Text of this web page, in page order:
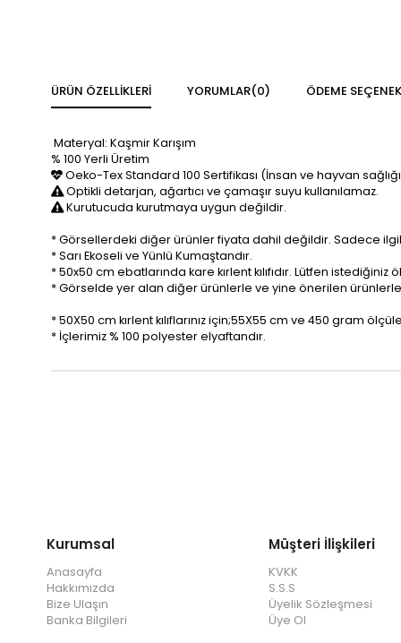
ÜRÜN ÖZELLIKLERI YORUMLAR(0) ÖDEME
Materyal: Kaşmir Karışım
% 100 Yerli Üretim
Oeko-Tex Standard 100 Sertifikası (İnsan ve hayvan
Optikli detarjan, ağartıcı ve çamaşır suyu kullanılamaz.
Kurutucuda kurutmaya uygun değildir.
* Görsellerdeki diğer ürünler fiyata dahil değildir. Sadece ilgili
* Sarı Ekoseli ve Yünlü Kumaştandır.
* 50x50 cm ebatlarında kare kırlent kılıfıdır. Lütfen
* Görselde yer alan diğer ürünlerle ve yine önerilen
* 50X50 cm kırlent kılıflarınız için;55X55 cm ve 450 gram
* İçlerimiz % 100 polyester elyaftandır.
Kurumsal
Anasayfa
Hakkımızda
Bize Ulaşın
Banka Bilgileri
Müşteri İlişkileri
KVKK
S.S.S
Üyelik Sözleşmesi
Üye Ol